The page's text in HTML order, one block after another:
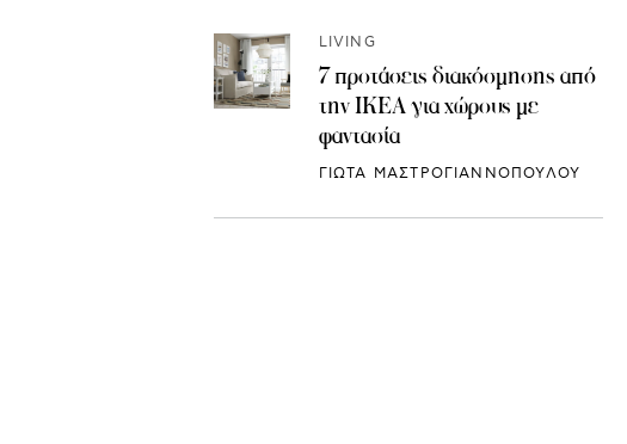
LIVING
7 προτάσεις διακόσμησης από
την IKEA για χώρους με
φαντασία
ΓΙΩΤΑ ΜΑΣΤΡΟΓΙΑΝΝΟΠΟΥΛΟΥ